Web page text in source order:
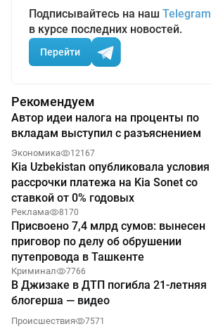
Подписывайтесь на наш Telegram
в курсе последних новостей.
Перейти
Рекомендуем
Автор идеи налога на проценты по
вкладам выступил с разъяснением
Экономика 12167
Kia Uzbekistan опубликовала условия
рассрочки платежа на Kia Sonet со
ставкой от 0% годовых
Реклама 8170
Присвоено 7,4 млрд сумов: вынесен
приговор по делу об обрушении
путепровода в Ташкенте
Криминал 7766
В Джизаке в ДТП погибла 21-летняя
блогерша — видео
Происшествия 7571